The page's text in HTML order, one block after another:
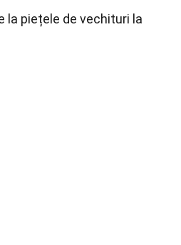
la piețele de vechituri la